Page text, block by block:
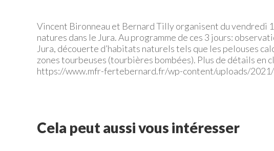
Vincent Bironneau et Bernard Tilly organisent du vendredi
natures dans le Jura. Au programme de ces 3 jours:
Jura, découerte d’habitats naturels tels que les pelouses
zones tourbeuses (tourbières bombées). Plus de détails en
https://www.mfr-fertebernard.fr/wp-content/uploads/
Cela peut aussi vous intéresser